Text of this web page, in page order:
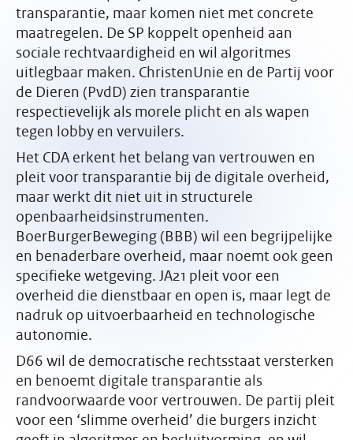
transparantie, maar komen niet met concrete
maatregelen. De SP koppelt openheid aan
sociale rechtvaardigheid en wil algoritmes
uitlegbaar maken. ChristenUnie en de Partij voor
de Dieren (PvdD) zien transparantie
respectievelijk als morele plicht en als wapen
tegen lobby en vervuilers.
Het CDA erkent het belang van vertrouwen en
pleit voor transparantie bij de digitale overheid,
maar werkt dit niet uit in structurele
openbaarheidsinstrumenten.
BoerBurgerBeweging (BBB) wil een begrijpelijke
en benaderbare overheid, maar noemt ook geen
specifieke wetgeving. JA21 pleit voor een
overheid die dienstbaar en open is, maar legt de
nadruk op uitvoerbaarheid en technologische
autonomie.
D66 wil de democratische rechtsstaat versterken
en benoemt digitale transparantie als
randvoorwaarde voor vertrouwen. De partij pleit
voor een ‘slimme overheid’ die burgers inzicht